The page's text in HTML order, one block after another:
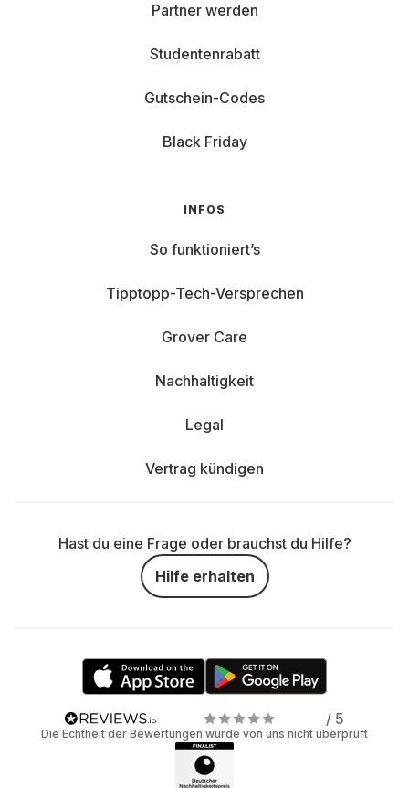
Partner werden
Studentenrabatt
Gutschein-Codes
Black Friday
INFOS
So funktioniert’s
Tipptopp-Tech-Versprechen
Grover Care
Nachhaltigkeit
Legal
Vertrag kündigen
Hast du eine Frage oder brauchst du Hilfe?
Hilfe erhalten
/ 5
Die Echtheit der Bewertungen wurde von uns nicht überprüft